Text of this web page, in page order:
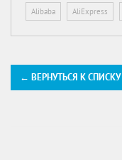
Alibaba AliExpress
← ВЕРНУТЬСЯ К СПИСКУ